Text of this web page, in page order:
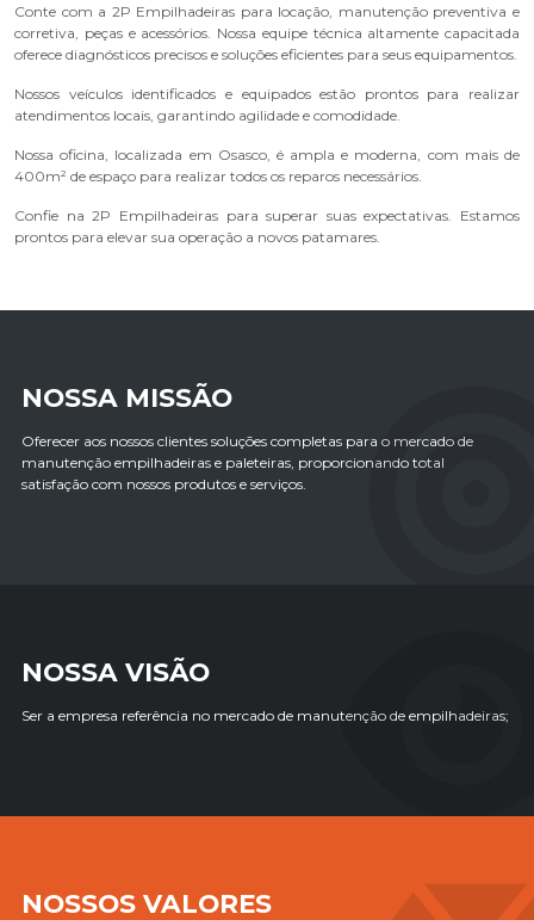
Conte com a 2P Empilhadeiras para locação, manutenção preventiva e
corretiva, peças e acessórios. Nossa equipe técnica altamente capacitada
oferece diagnósticos precisos e soluções eficientes para seus equipamentos.
Nossos veículos identificados e equipados estão prontos para realizar
atendimentos locais, garantindo agilidade e comodidade.
Nossa oficina, localizada em Osasco, é ampla e moderna, com mais de
400m² de espaço para realizar todos os reparos necessários.
Confie na 2P Empilhadeiras para superar suas expectativas. Estamos
prontos para elevar sua operação a novos patamares.
NOSSA MISSÃO
Oferecer aos nossos clientes soluções completas para o mercado de
manutenção empilhadeiras e paleteiras, proporcionando total
satisfação com nossos produtos e serviços.
NOSSA VISÃO
Ser a empresa referência no mercado de manutenção de empilhadeiras;
NOSSOS VALORES